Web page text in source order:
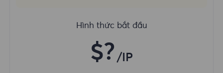
Hình thức bắt đầu
$? /IP